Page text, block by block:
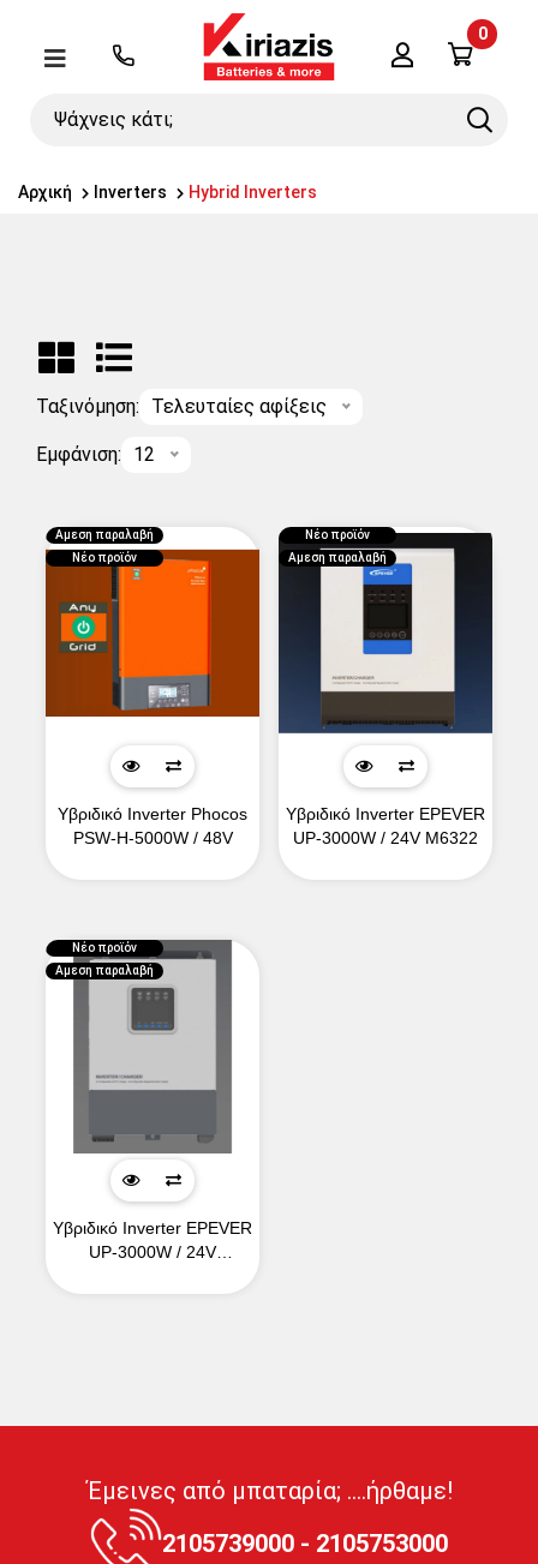
Μενού
Ψάχνεις
Search
Λογαριασμός
0
Αρχική Inverters Hybrid Inverters
Ταξινόμηση: Τελευταίες αφίξεις
Εμφάνιση: 12
Αμεση παραλαβή
Νέο προϊόν
Υβριδικό Inverter Phocos
PSW-H-5000W / 48V
Νέο προϊόν
Αμεση παραλαβή
Υβριδικό Inverter EPEVER
UP-3000W / 24V M6322
Νέο προϊόν
Αμεση παραλαβή
Υβριδικό Inverter EPEVER
UP-3000W / 24V
Έμεινες από μπαταρία; ....ήρθαμε!
2105739000 - 2105753000